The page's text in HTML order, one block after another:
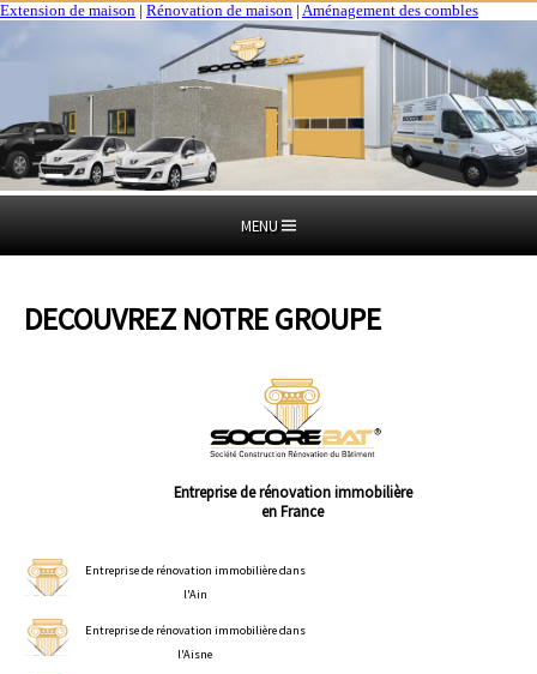
Extension de maison Rénovation de maison Aménagement des combles
MENU
DECOUVREZ NOTRE GROUPE
Entreprise de rénovation immobilière
en France
Entreprise de rénovation immobilière dans
l'Ain
Entreprise de rénovation immobilière dans
l'Aisne